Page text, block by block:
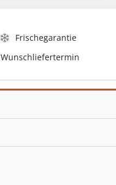
Frischegarantie
Wunschliefertermin